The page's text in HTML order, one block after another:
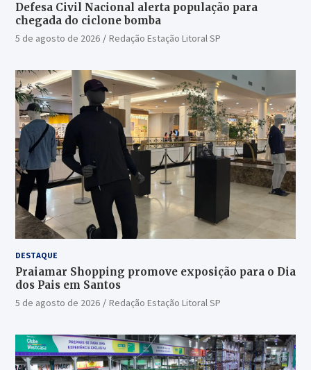
Defesa Civil Nacional alerta população para
chegada do ciclone bomba
5 de agosto de 2026 Redação Estação Litoral SP
DESTAQUE
Praiamar Shopping promove exposição para o Dia
dos Pais em Santos
5 de agosto de 2026 Redação Estação Litoral SP